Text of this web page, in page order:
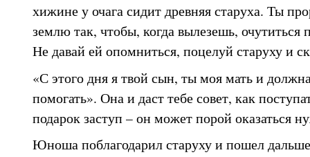
хижине у очага сидит древняя старуха. Ты
землю так, чтобы, когда вылезешь, очутиться
Не давай ей опомниться, поцелуй старуху и
«С этого дня я твой сын, ты моя мать и
помогать». Она и даст тебе совет, как
подарок заступ – он может порой оказаться
Юноша поблагодарил старуху и пошел